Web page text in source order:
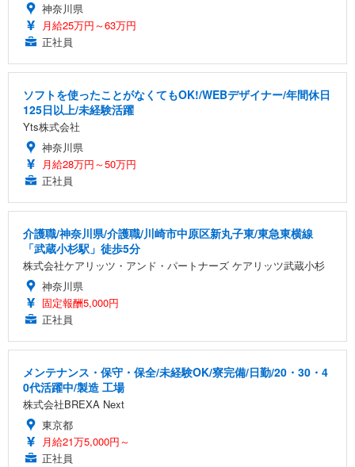
神奈川県
月給25万円～63万円
正社員
ソフトを使ったことがなくてもOK!/WEBデザイナー/年間休日
125日以上/未経験活躍
Yts株式会社
神奈川県
月給28万円～50万円
正社員
介護職/神奈川県/介護職/川崎市中原区新丸子東/東急東横線
「武蔵小杉駅」徒歩5分
株式会社ケアリッツ・アンド・パートナーズ ケアリッツ武蔵小杉
神奈川県
固定報酬5,000円
正社員
メンテナンス・保守・保全/未経験OK/寮完備/日勤/20・30・4
0代活躍中/製造 工場
株式会社BREXA Next
東京都
月給21万5,000円～
正社員